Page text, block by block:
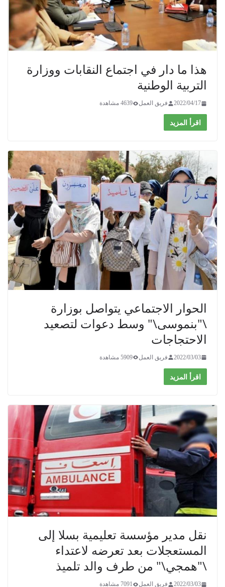
هذا ما دار في اجتماع النقابات ووزارة
التربية الوطنية
2022/04/17 فريق العمل 4639 مشاهدة
اقرأ المزيد
الحوار الاجتماعي يتواصل بوزارة
\"بنموسى\" وسط دعوات لتصعيد
الاحتجاجات
2022/03/03 فريق العمل 5909 مشاهدة
اقرأ المزيد
نقل مدير مؤسسة تعليمية بسلا إلى
المستعجلات بعد تعرضه لاعتداء
\"همجي\" من طرف والد تلميذ
2022/03/03 فريق العمل 7091 مشاهدة